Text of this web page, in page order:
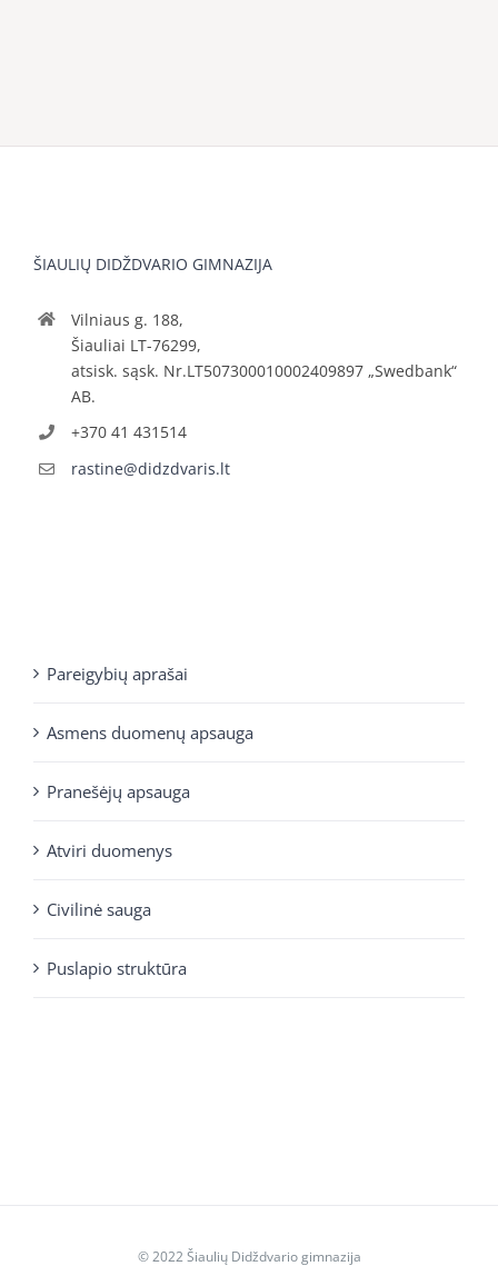
ŠIAULIŲ DIDŽDVARIO GIMNAZIJA
Vilniaus g. 188,
Šiauliai LT-76299,
atsisk. sąsk. Nr.LT507300010002409897 „Swedbank“
AB.
+370 41 431514
rastine@didzdvaris.lt
Pareigybių aprašai
Asmens duomenų apsauga
Pranešėjų apsauga
Atviri duomenys
Civilinė sauga
Puslapio struktūra
© 2022 Šiaulių Didždvario gimnazija